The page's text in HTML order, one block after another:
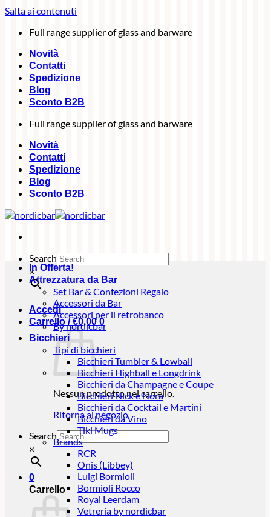
Salta ai contenuti
Full range supplier of glass and barware
Novità
Contatti
Spedizione
Blog
Sconto B2B
Full range supplier of glass and barware
Novità
Contatti
Spedizione
Blog
Sconto B2B
Search
×
Accedi
Carrello /€0,00 0
Nessun prodotto nel carrello.
Ritorna al negozio
Search
×
0
Carrello
In Offerta!
Attrezzatura da Bar
Set Bar & Confezioni Regalo
Accessori da Bar
Accessori per il retrobanco
By nordicbar
Bicchieri
Tipi di bicchieri
Bicchieri Tumbler & Lowball
Bicchieri Highball e Longdrink
Bicchieri da Champagne e Coupe
Bicchieri Nick e Nora
Bicchieri da Cocktail e Martini
Bicchieri da Vino
Tiki Mugs
Brands
RCR
Onis (Libbey)
Luigi Bormioli
Bormioli Rocco
Royal Leerdam
Vetreria by nordicbar